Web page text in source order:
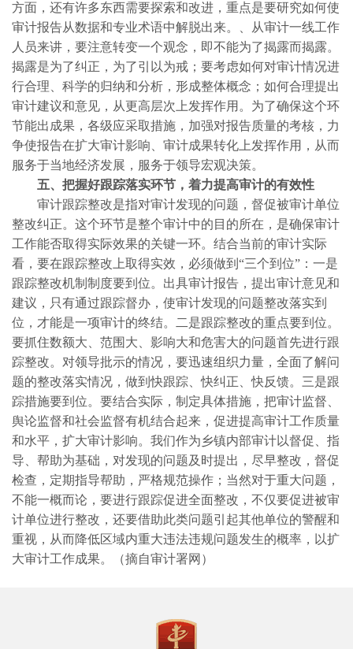
方面，还有许多东西需要探索和改进，重点是要研究如何使
审计报告从数据和专业术语中解脱出来。、从审计一线工作
人员来讲，要注意转变一个观念，即不能为了揭露而揭露。
揭露是为了纠正，为了引以为戒；要考虑如何对审计情况进
行合理、科学的归纳和分析，形成整体概念；如何合理提出
审计建议和意见，从更高层次上发挥作用。为了确保这个环
节能出成果，各级应采取措施，加强对报告质量的考核，力
争使报告在扩大审计影响、审计成果转化上发挥作用，从而
服务于当地经济发展，服务于领导宏观决策。
五、把握好跟踪落实环节，着力提高审计的有效性
审计跟踪整改是指对审计发现的问题，督促被审计单位
整改纠正。这个环节是整个审计中的目的所在，是确保审计
工作能否取得实际效果的关键一环。结合当前的审计实际
看，要在跟踪整改上取得实效，必须做到“三个到位”：一是
跟踪整改机制制度要到位。出具审计报告，提出审计意见和
建议，只有通过跟踪督办，使审计发现的问题整改落实到
位，才能是一项审计的终结。二是跟踪整改的重点要到位。
要抓住数额大、范围大、影响大和危害大的问题首先进行跟
踪整改。对领导批示的情况，要迅速组织力量，全面了解问
题的整改落实情况，做到快跟踪、快纠正、快反馈。三是跟
踪措施要到位。要结合实际，制定具体措施，把审计监督、
舆论监督和社会监督有机结合起来，促进提高审计工作质量
和水平，扩大审计影响。我们作为乡镇内部审计以督促、指
导、帮助为基础，对发现的问题及时提出，尽早整改，督促
检查，定期指导帮助，严格规范操作；当然对于重大问题，
不能一概而论，要进行跟踪促进全面整改，不仅要促进被审
计单位进行整改，还要借助此类问题引起其他单位的警醒和
重视，从而降低区域内重大违法违规问题发生的概率，以扩
大审计工作成果。（摘自审计署网）